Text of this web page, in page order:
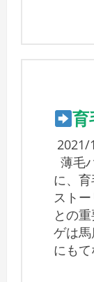
2021/
薄毛
に、
スト
との
ゲは
にも